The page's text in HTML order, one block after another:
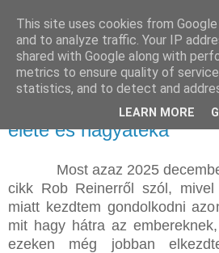
2025. december 28., vasárnap
A szürrealista filmes
élete és hagyatéka
Most azaz 2025
cikk Rob Reinerről szól,
miatt kezdtem gondolkodni
mit hagy hátra az
ezeken még jobban
This site uses cookies from
and to analyze traffic. Your IP
shared with Google along with
metrics to ensure quality of
statistics, and to detect and
LEARN MORE